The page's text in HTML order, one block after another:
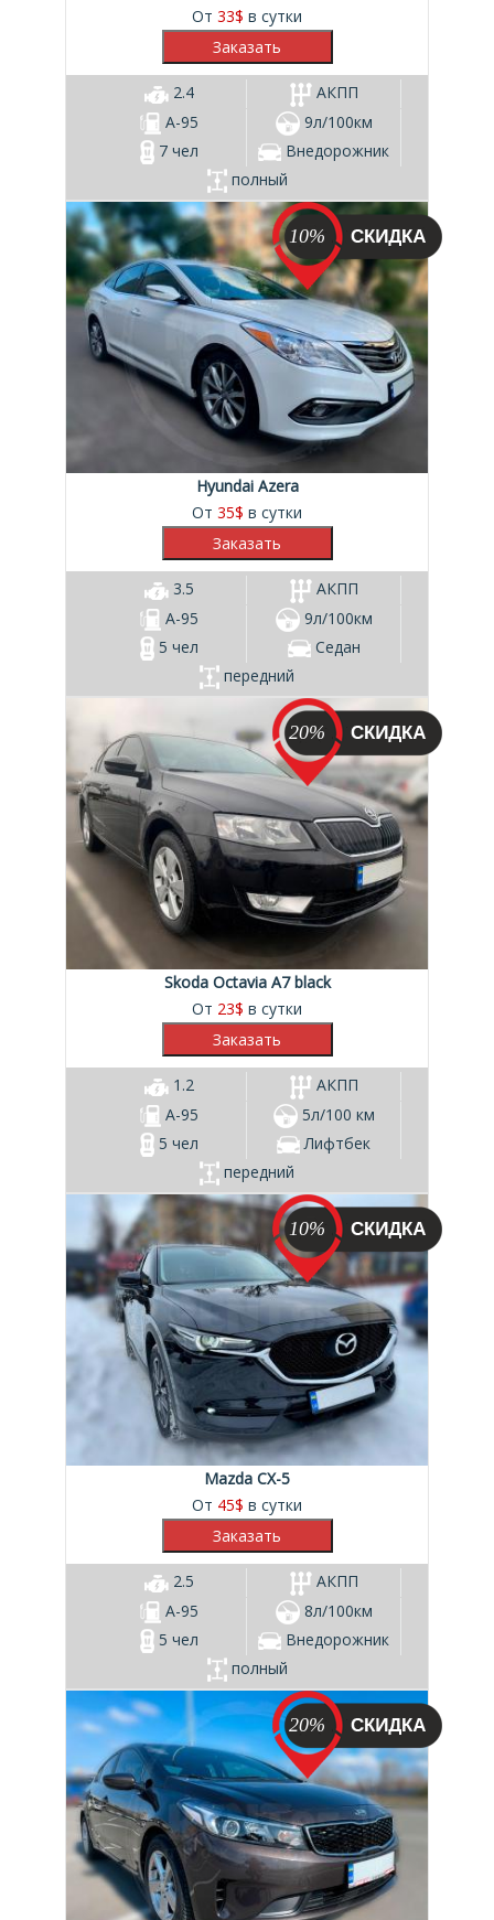
От 33$ в сутки
2.4
АКПП
А-95
9л/100км
7 чел
Внедорожник
полный
10%
Hyundai Azera
От 35$ в сутки
3.5
АКПП
А-95
9л/100км
5 чел
Седан
передний
20%
Skoda Octavia A7 black
От 23$ в сутки
1.2
АКПП
А-95
5л/100 км
5 чел
Лифтбек
передний
10%
Mazda CX-5
От 45$ в сутки
2.5
АКПП
А-95
8л/100км
5 чел
Внедорожник
полный
20%